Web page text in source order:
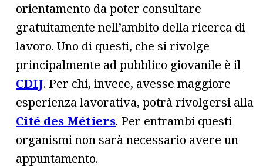
orientamento da poter consultare
gratuitamente nell’ambito della ricerca di
lavoro. Uno di questi, che si rivolge
principalmente ad pubblico giovanile è il
CDIJ. Per chi, invece, avesse maggiore
esperienza lavorativa, potrà rivolgersi alla
Cité des Métiers. Per entrambi questi
organismi non sarà necessario avere un
appuntamento.